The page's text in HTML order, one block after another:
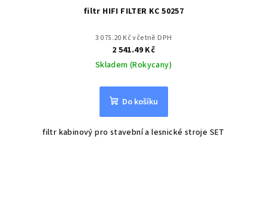
filtr HIFI FILTER KC 50257
3 075.20 Kč včetně DPH
2 541.49 Kč
Skladem (Rokycany)
Do košíku
filtr kabinový pro stavební a lesnické stroje SET